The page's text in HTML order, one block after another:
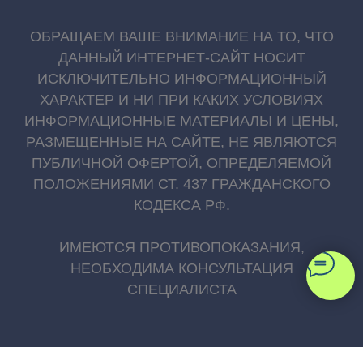
ОБРАЩАЕМ ВАШЕ ВНИМАНИЕ НА ТО, ЧТО
ДАННЫЙ ИНТЕРНЕТ-САЙТ НОСИТ
ИСКЛЮЧИТЕЛЬНО ИНФОРМАЦИОННЫЙ
ХАРАКТЕР И НИ ПРИ КАКИХ УСЛОВИЯХ
ИНФОРМАЦИОННЫЕ МАТЕРИАЛЫ И ЦЕНЫ,
РАЗМЕЩЕННЫЕ НА САЙТЕ, НЕ ЯВЛЯЮТСЯ
ПУБЛИЧНОЙ ОФЕРТОЙ, ОПРЕДЕЛЯЕМОЙ
ПОЛОЖЕНИЯМИ СТ. 437 ГРАЖДАНСКОГО
КОДЕКСА РФ.
ИМЕЮТСЯ ПРОТИВОПОКАЗАНИЯ,
НЕОБХОДИМА КОНСУЛЬТАЦИЯ
СПЕЦИАЛИСТА